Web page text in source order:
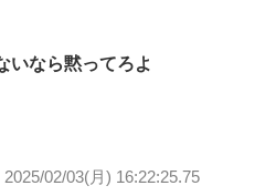
いなら黙ってろよ
2025/02/03(月) 16:22:25.75